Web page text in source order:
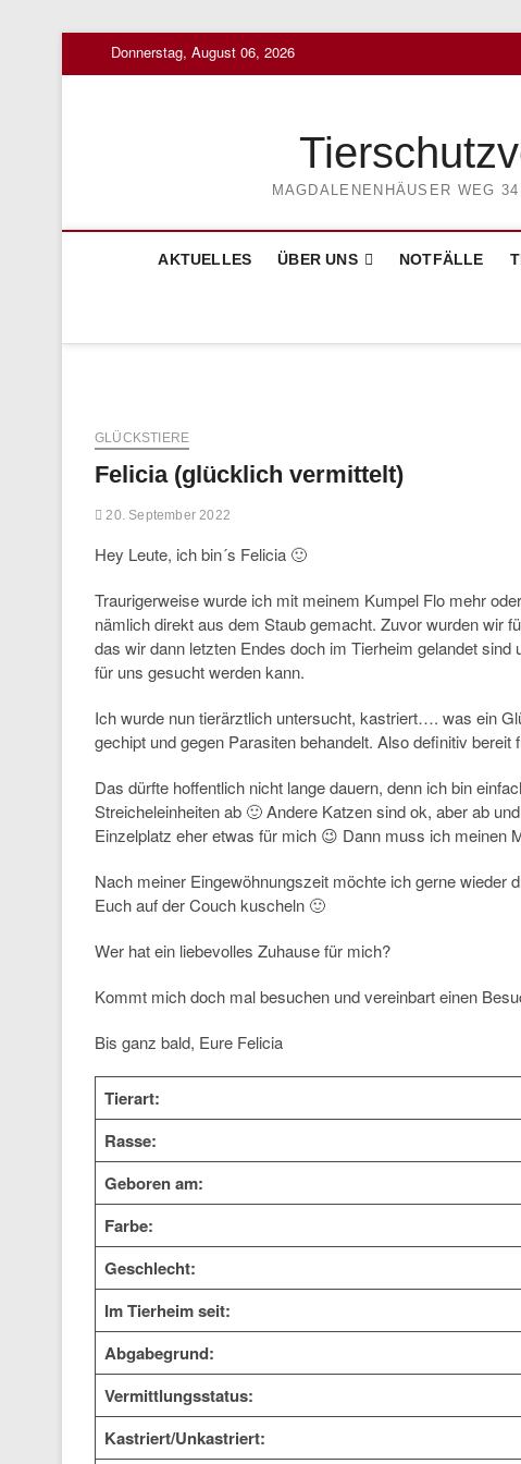
Donnerstag, August 06, 2026
MAGDALENENHÄUSER WEG
AKTUELLES ÜBER UNS NOTFÄLLE
GLÜCKSTIERE
Felicia (glücklich vermittelt)
20. September 2022
Hey Leute, ich bin´s Felicia 🙂
Traurigerweise wurde ich mit meinem Kumpel Flo mehr
nämlich direkt aus dem Staub gemacht. Zuvor wurden wir
das wir dann letzten Endes doch im Tierheim gelandet
für uns gesucht werden kann.
Ich wurde nun tierärztlich untersucht, kastriert…. was ein
gechipt und gegen Parasiten behandelt. Also definitiv bereit
Das dürfte hoffentlich nicht lange dauern, denn ich bin
Streicheleinheiten ab 🙂 Andere Katzen sind ok, aber ab
Einzelplatz eher etwas für mich 😉 Dann muss ich meinen
Nach meiner Eingewöhnungszeit möchte ich gerne wieder
Euch auf der Couch kuscheln 🙂
Wer hat ein liebevolles Zuhause für mich?
Kommt mich doch mal besuchen und vereinbart einen
Bis ganz bald, Eure Felicia
Tierart:
Rasse:
Geboren am:
Farbe:
Geschlecht:
Im Tierheim seit:
Abgabegrund:
Vermittlungsstatus:
Kastriert/Unkastriert: